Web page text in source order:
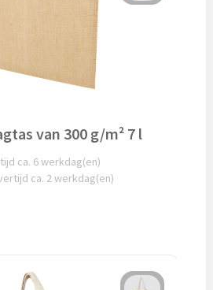
van 300 g/m² 7 l
ca. 6 werkdag(en)
ca. 2 werkdag(en)